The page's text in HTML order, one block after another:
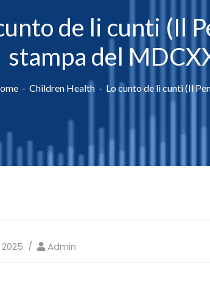
de li cunti (Il
stampa del
Children Health Lo cunto de li cunti (Il
2025 Admin